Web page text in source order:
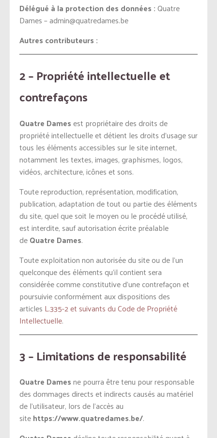
Délégué à la protection des données :Quatre
Dames–admin@quatredames.be
Autres contributeurs :
2 – Propriété intellectuelle et
contrefaçons
Quatre Dames est propriétaire des droits de
propriété intellectuelle et détient les droits d’usage sur
tous les éléments accessibles sur le site internet,
notamment les textes, images, graphismes, logos,
vidéos, architecture, icônes et sons.
Toute reproduction, représentation, modification,
publication, adaptation de tout ou partie des éléments
du site, quel que soit le moyen ou le procédé utilisé,
est interdite, sauf autorisation écrite préalable
deQuatre Dames.
Toute exploitation non autorisée du site ou de l’un
quelconque des éléments qu’il contient sera
considérée comme constitutive d’une contrefaçon et
poursuivie conformément aux dispositions des
articles L.335-2 et suivants du Code de Propriété
Intellectuelle.
3 – Limitations de responsabilité
Quatre Damesne pourra être tenu pour responsable
des dommages directs et indirects causés au matériel
de l’utilisateur, lors de l’accès au
sitehttps://www.quatredames.be/.